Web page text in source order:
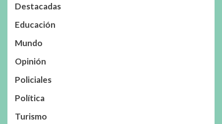
Destacadas
Educación
Mundo
Opinión
Policiales
Política
Turismo